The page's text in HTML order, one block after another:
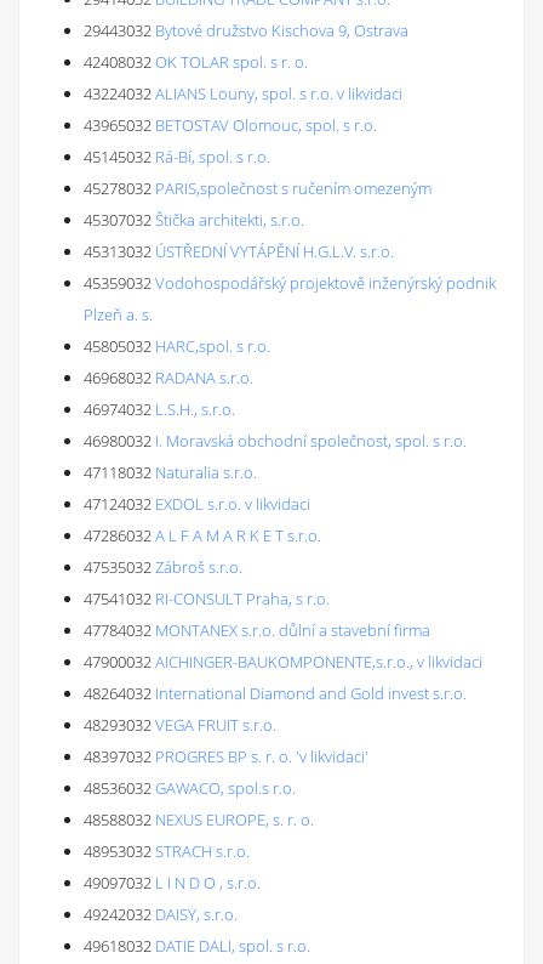
29443032 Bytové družstvo Kischova 9, Ostrava
42408032OK TOLAR spol. s r. o.
43224032ALIANS Louny, spol. s r.o. v likvidaci
43965032 BETOSTAV Olomouc, spol. s r.o.
45145032 Rá-Bí, spol. s r.o.
45278032 PARIS,společnost s ručením omezeným
45307032Štička architekti, s.r.o.
45313032 ÚSTŘEDNÍ VYTÁPĚNÍ H.G.L.V. s.r.o.
45359032Vodohospodářský projektově inženýrský podnik
Plzeň a. s.
45805032 HARC,spol. s r.o.
46968032 RADANA s.r.o.
46974032 L.S.H., s.r.o.
46980032 I. Moravská obchodní společnost, spol. s r.o.
47118032 Naturalia s.r.o.
47124032 EXDOL s.r.o. v likvidaci
47286032A L F A M A R K E T s.r.o.
47535032Zábroš s.r.o.
47541032 RI-CONSULT Praha, s r.o.
47784032 MONTANEX s.r.o. důlní a stavební firma
47900032AICHINGER-BAUKOMPONENTE,s.r.o., v likvidaci
48264032 International Diamond and Gold invest s.r.o.
48293032VEGA FRUIT s.r.o.
48397032 PROGRES BP s. r. o. 'v likvidaci'
48536032GAWACO, spol.s r.o.
48588032 NEXUS EUROPE, s. r. o.
48953032STRACH s.r.o.
49097032 L I N D O , s.r.o.
49242032 DAISY, s.r.o.
49618032 DATIE DALI, spol. s r.o.